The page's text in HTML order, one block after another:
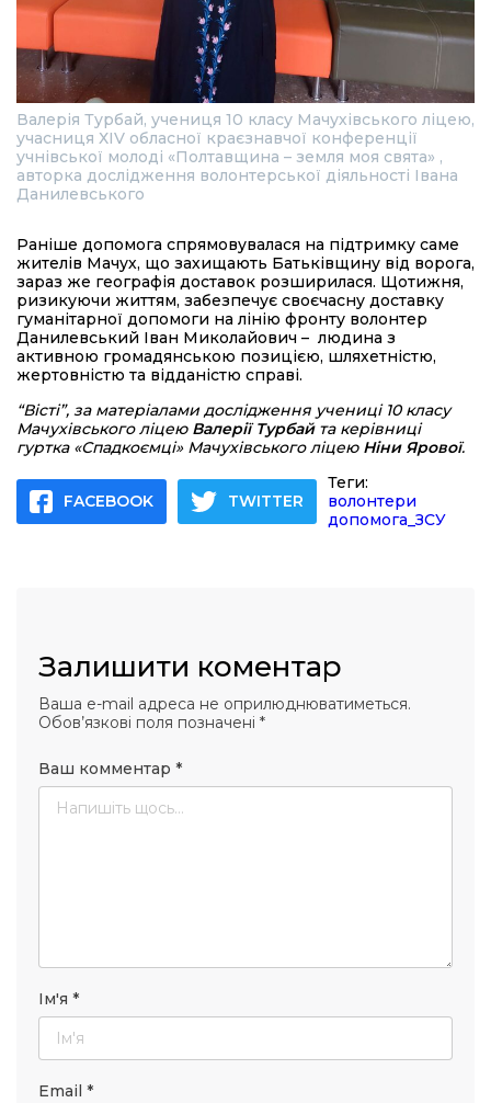
Валерія Турбай, учениця 10 класу Мачухівського ліцею,
учасниця ХІV обласної краєзнавчої конференції
учнівської молоді «Полтавщина – земля моя свята» ,
авторка дослідження волонтерської діяльності Івана
Данилевського
Раніше допомога спрямовувалася на підтримку саме
жителів Мачух, що захищають Батьківщину від ворога,
зараз же географія доставок розширилася. Щотижня,
ризикуючи життям, забезпечує своєчасну доставку
гуманітарної допомоги на лінію фронту волонтер
Данилевський Іван Миколайович – людина з
активною громадянською позицією, шляхетністю,
жертовністю та відданістю справі.
“Вісті”, за матеріалами дослідження учениці 10 класу
Мачухівського ліцею Валерії Турбай та керівниці
гуртка «Спадкоємці» Мачухівського ліцею Ніни Ярової.
FACEBOOK TWITTER
Теги:
волонтери
допомога_ЗСУ
Залишити коментар
Ваша e-mail адреса не оприлюднюватиметься.
Обов’язкові поля позначені *
Ваш комментар *
Ім'я *
Email *